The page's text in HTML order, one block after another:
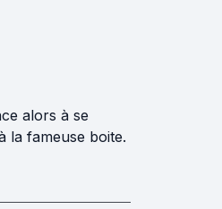
alors à se
la fameuse boite.